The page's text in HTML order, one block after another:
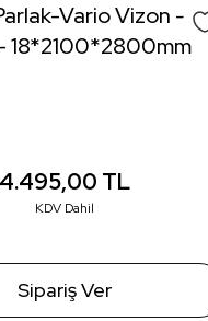
Vario Vizon -
18*2100*2800mm
4.495,00 TL
KDV Dahil
Sipariş Ver